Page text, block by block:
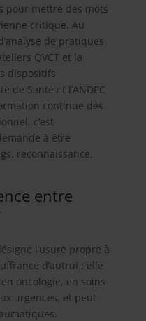
pour mettre des mots
critique. Au
de pratiques
QVCT et la
dispositifs
de Santé et l’ANDPC
continue des
c’est
à être
reconnaissance,
entre
l’usure propre à
d’autrui ; elle
oncologie, en soins
urgences, et peut